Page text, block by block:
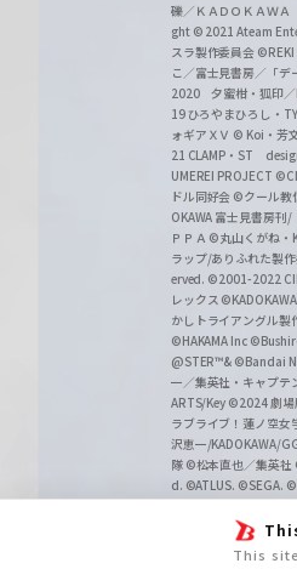
This
礫／ＫＡＤＯＫＡＷ
ght © 2021 Ateam
スラ製作委員会
こ／富士見書房／「
2020 夕蜜柑・狐印／
19 ひろやまひろし・
ォギアＸＶ © Koi・芳
21 CLAMP・ST
UMEREI PROJECT
ドル同好会 ©クール教
OKAWA 富士見書房
ＰＰＡ ©丸山くがね・
ラップ/ありふれた製
erved. ©2001-2022
レックス
かしトライアングル製
©HAKAMA Inc
@STER™& ©Bandai
一／集英社・キャプテ
ARTS/Key ©2024 劇場
ラブライブ！蓮ノ空
沢恵一/KADOKAWA/
隊 ©松本直也／集英社
d. ©ATLUS. ©SEGA.